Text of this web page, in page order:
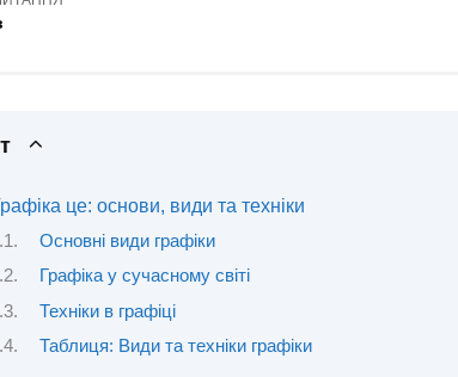
це: основи, види та техніки
Основні види графіки
Графіка у сучасному світі
Техніки в графіці
Таблиця: Види та техніки графіки